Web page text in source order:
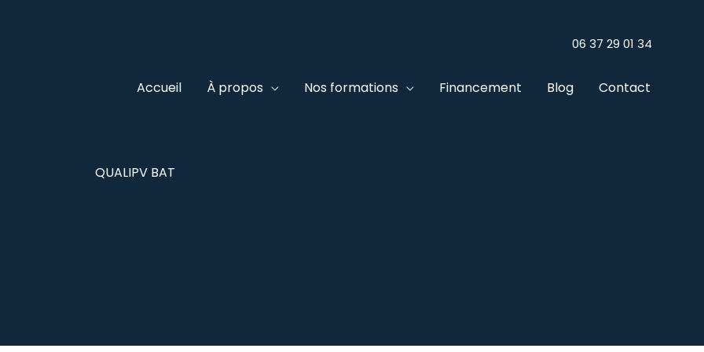
06 37 29 01 34
Accueil À propos Nos formations Financement Blog Contact
QUALIPV BAT